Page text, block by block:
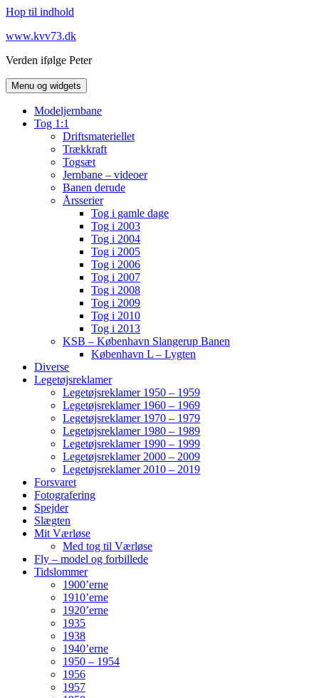
Hop til indhold
www.kvv73.dk
Verden ifølge Peter
Menu og widgets
Modeljernbane
Tog 1:1
Driftsmateriellet
Trækkraft
Togsæt
Jernbane – videoer
Banen derude
Årsserier
Tog i gamle dage
Tog i 2003
Tog i 2004
Tog i 2005
Tog i 2006
Tog i 2007
Tog i 2008
Tog i 2009
Tog i 2010
Tog i 2013
KSB – København Slangerup Banen
København L – Lygten
Diverse
Legetøjsreklamer
Legetøjsreklamer 1950 – 1959
Legetøjsreklamer 1960 – 1969
Legetøjsreklamer 1970 – 1979
Legetøjsreklamer 1980 – 1989
Legetøjsreklamer 1990 – 1999
Legetøjsreklamer 2000 – 2009
Legetøjsreklamer 2010 – 2019
Forsvaret
Fotografering
Spejder
Slægten
Mit Værløse
Med tog til Værløse
Fly – model og forbillede
Tidslommer
1900’erne
1910’erne
1920’erne
1935
1938
1940’erne
1950 – 1954
1956
1957